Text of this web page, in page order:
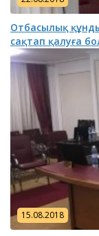
Отбасылық
сақтап қалуға
15.08.2018